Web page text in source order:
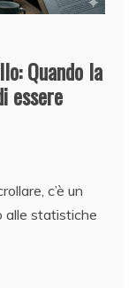
Quando la
essere
c’è un
alle statistiche